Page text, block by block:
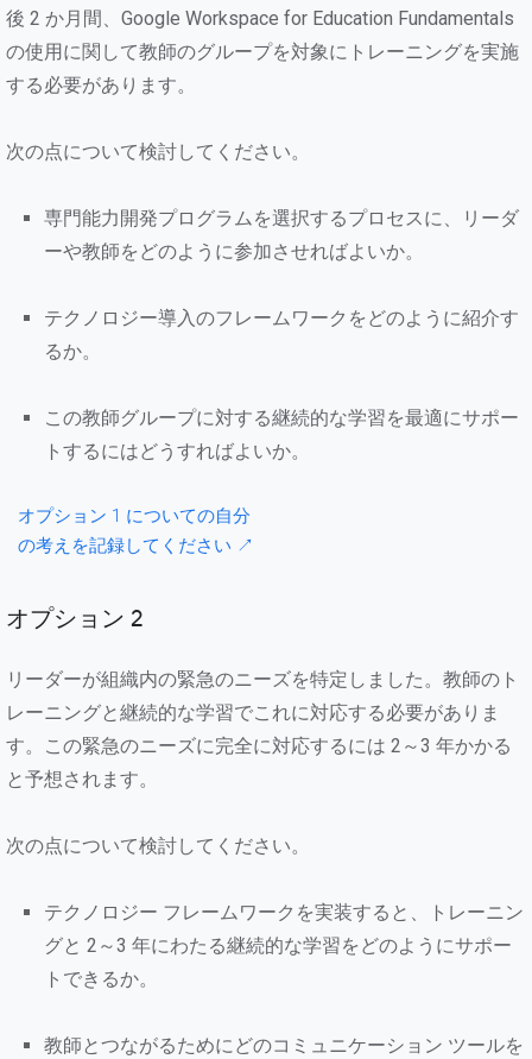
後 2 か月間、Google Workspace for Education Fundamentals
の使用に関して教師のグループを対象にトレーニングを実施
する必要があります。
次の点について検討してください。
専門能力開発プログラムを選択するプロセスに、リーダ
ーや教師をどのように参加させればよいか。
テクノロジー導入のフレームワークをどのように紹介す
るか。
この教師グループに対する継続的な学習を最適にサポー
トするにはどうすればよいか。
オプション 1 についての自分
の考えを記録してください ↗
オプション 2
リーダーが組織内の緊急のニーズを特定しました。教師のト
レーニングと継続的な学習でこれに対応する必要がありま
す。この緊急のニーズに完全に対応するには 2～3 年かかる
と予想されます。
次の点について検討してください。
テクノロジー フレームワークを実装すると、トレーニン
グと 2～3 年にわたる継続的な学習をどのようにサポー
トできるか。
教師とつながるためにどのコミュニケーション ツールを